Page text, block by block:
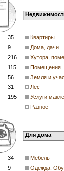
35
9
216
115
56
31
195
Квартиры
Дома, дачи
Хутора,
Помещения
Земля и
Лес
Услуги
Разное
34
9
Для дома
Мебель
Одежда,